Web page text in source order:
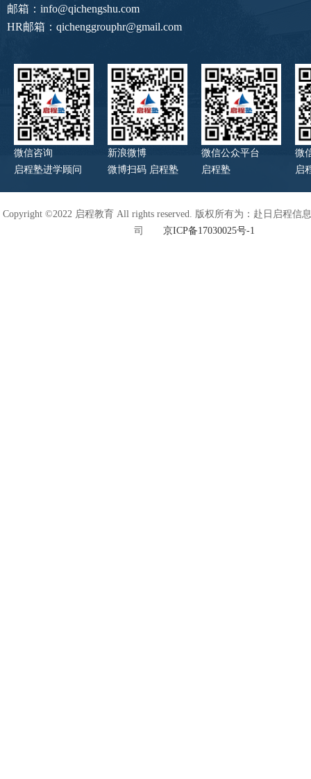
邮箱：info@qichengshu.com
HR邮箱：qichenggrouphr@gmail.com
微信咨询
启程塾进学顾问
新浪微博
微博扫码 启程塾
微信公众平台
启程塾
微
启
Copyright ©2022 启程教育 All rights reserved. 版权所有为：赴日启程信
司 京ICP备17030025号-1